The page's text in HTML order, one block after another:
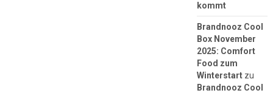
kommt
Brandnooz Cool
Box November
2025: Comfort
Food zum
Winterstartzu
Brandnooz Cool